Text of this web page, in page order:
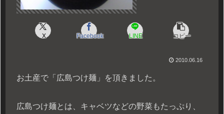
X Facebook LINE コピー
2010.06.16
お土産で「広島つけ麺」を頂きました。
広島つけ麺とは、キャベツなどの野菜もたっぷり、